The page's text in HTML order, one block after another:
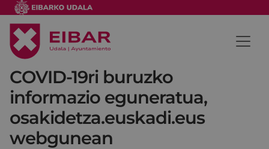
COVID-19ri buruzko
informazio eguneratua,
osakidetza.euskadi.eus
webgunean